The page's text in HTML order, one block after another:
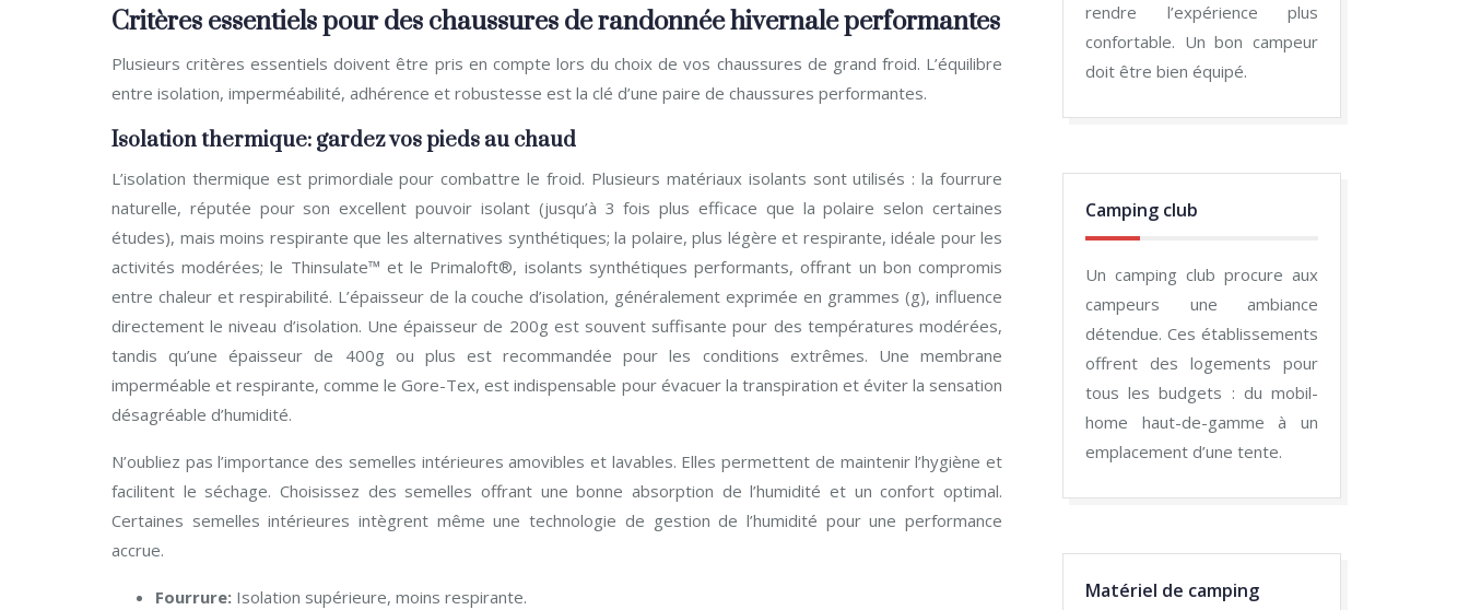
Critères essentiels pour des chaussures de randonnée hivernale performantes
Plusieurs critères essentiels doivent être pris en compte lors du choix de vos chaussures de grand froid. L’équilibre
entre isolation, imperméabilité, adhérence et robustesse est la clé d’une paire de chaussures performantes.
Isolation thermique: gardez vos pieds au chaud
L’isolation thermique est primordiale pour combattre le froid. Plusieurs matériaux isolants sont utilisés : la fourrure
naturelle, réputée pour son excellent pouvoir isolant (jusqu’à 3 fois plus efficace que la polaire selon certaines
études), mais moins respirante que les alternatives synthétiques; la polaire, plus légère et respirante, idéale pour les
activités modérées; le Thinsulate™ et le Primaloft®, isolants synthétiques performants, offrant un bon compromis
entre chaleur et respirabilité. L’épaisseur de la couche d’isolation, généralement exprimée en grammes (g), influence
directement le niveau d’isolation. Une épaisseur de 200g est souvent suffisante pour des températures modérées,
tandis qu’une épaisseur de 400g ou plus est recommandée pour les conditions extrêmes. Une membrane
imperméable et respirante, comme le Gore-Tex, est indispensable pour évacuer la transpiration et éviter la sensation
désagréable d’humidité.
N’oubliez pas l’importance des semelles intérieures amovibles et lavables. Elles permettent de maintenir l’hygiène et
facilitent le séchage. Choisissez des semelles offrant une bonne absorption de l’humidité et un confort optimal.
Certaines semelles intérieures intègrent même une technologie de gestion de l’humidité pour une performance
accrue.
Fourrure: Isolation supérieure, moins respirante.
rendre l’expérience plus
confortable. Un bon campeur
doit être bien équipé.
Camping club
Un camping club procure aux
campeurs une ambiance
détendue. Ces établissements
offrent des logements pour
tous les budgets : du mobil-
home haut-de-gamme à un
emplacement d’une tente.
Matériel de camping